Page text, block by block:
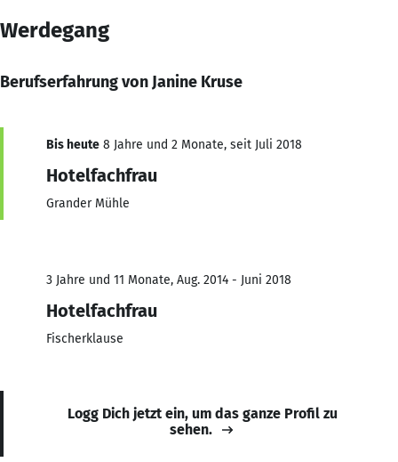
Werdegang
Berufserfahrung von Janine Kruse
Bis heute 8 Jahre und 2 Monate, seit Juli 2018
Hotelfachfrau
Grander Mühle
3 Jahre und 11 Monate, Aug. 2014 - Juni 2018
Hotelfachfrau
Fischerklause
Logg Dich jetzt ein, um das ganze Profil zu
sehen.